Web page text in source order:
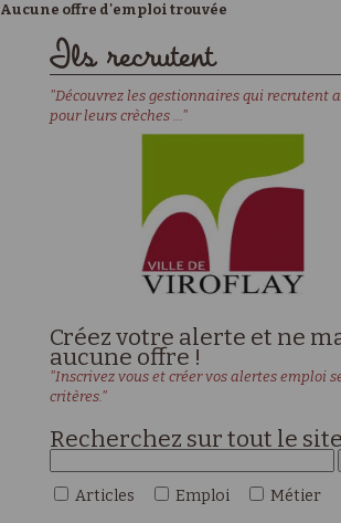
Aucune offre d'emploi trouvée
Ils recrutent
"Découvrez les gestionnaires qui recrutent
pour leurs crèches ..."
Créez votre alerte et ne
aucune offre !
"Inscrivez vous et créer vos alertes emploi
critères."
Recherchez sur tout le site
Articles Emploi Métier